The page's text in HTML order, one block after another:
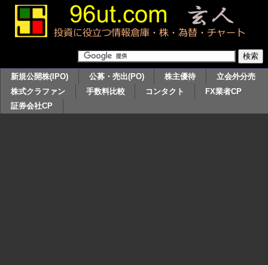
新規公開株(IPO) 公募・売出(PO) 株主優待
立会外分売
株式クラファン
手数料比較 コンタクト
FX業者CP
証券会社CP